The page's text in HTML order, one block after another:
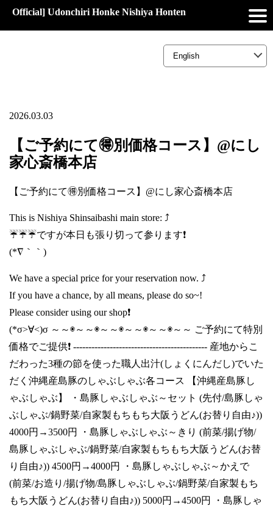
Official] Udonchiri Honke Nishiya Honten
2026.03.03
【ご予約にて🉐️別価格コース】@にし
家心斎橋本店
【ご予約にて🉐️別価格コース】@にし家心斎橋本店
This is Nishiya Shinsaibashi main store: ⤴️
☔☔☔ですが本日も張り切って参ります❗
(*∇｀｀)
We have a special price for your reservation now. ⤴️
If you have a chance, by all means, please do so~!
Please consider using our shop❗
(*σ>∀<)σ ～～◉～～◉～～◉～～◉～～◉～～ ご予約にて特別
価格でご提供❗ -------------------------------------------- 産地からこ
だわった3種の節を使った職人出汁(しょくにんだし)でいた
だく沖縄産島豚のしゃぶしゃぶ各コース 【沖縄産島豚し
ゃぶしゃぶ】 ・島豚しゃぶしゃぶ～セット (先付/島豚しゃ
ぶしゃぶ/鍋野菜/自家製もちもち大阪うどん(お替り自由♪))
4000円→3500円 ・島豚しゃぶしゃぶ～きり (前菜/揚げ物/
島豚しゃぶしゃぶ/鍋野菜/自家製もちもち大阪うどん(お替
り自由♪)) 4500円→4000円 ・島豚しゃぶしゃぶ～かえで
(前菜/お造り/揚げ物/島豚しゃぶしゃぶ/鍋野菜/自家製もち
もち大阪うどん(お替り自由♪)) 5000円→4500円 ・島豚しゃ